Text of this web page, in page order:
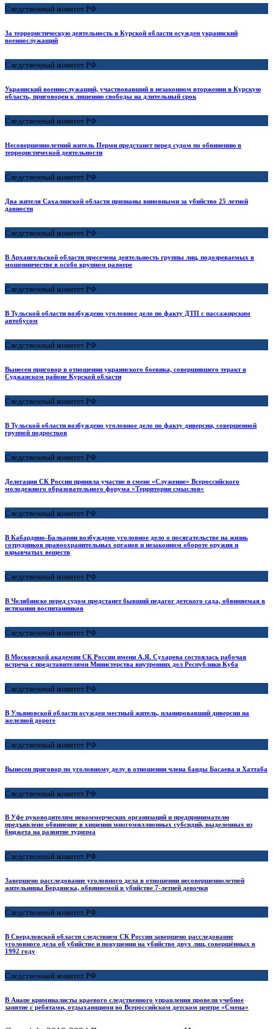
Следственный комитет РФ
За террористическую деятельность в Курской области осужден украинский
военнослужащий
Следственный комитет РФ
Украинский военнослужащий, участвовавший в незаконном вторжении в Курскую
область, приговорен к лишению свободы на длительный срок
Следственный комитет РФ
Несовершеннолетний житель Перми предстанет перед судом по обвинению в
террористической деятельности
Следственный комитет РФ
Два жителя Сахалинской области признаны виновными за убийство 25 летней
давности
Следственный комитет РФ
В Архангельской области пресечена деятельность группы лиц, подозреваемых в
мошенничестве в особо крупном размере
Следственный комитет РФ
В Тульской области возбуждено уголовное дело по факту ДТП с пассажирским
автобусом
Следственный комитет РФ
Вынесен приговор в отношении украинского боевика, совершившего теракт в
Суджанском районе Курской области
Следственный комитет РФ
В Тульской области возбуждено уголовное дело по факту диверсии, совершенной
группой подростков
Следственный комитет РФ
Делегация СК России приняла участие в смене «Служение» Всероссийского
молодежного образовательного форума «Территория смыслов»
Следственный комитет РФ
В Кабардино-Балкарии возбуждено уголовное дело о посягательстве на жизнь
сотрудников правоохранительных органов и незаконном обороте оружия и
взрывчатых веществ
Следственный комитет РФ
В Челябинске перед судом предстанет бывший педагог детского сада, обвиняемая в
истязании воспитанников
Следственный комитет РФ
В Московской академии СК России имени А.Я. Сухарева состоялась рабочая
встреча с представителями Министерства внутренних дел Республики Куба
Следственный комитет РФ
В Ульяновской области осужден местный житель, планировавший диверсии на
железной дороге
Следственный комитет РФ
Вынесен приговор по уголовному делу в отношении члена банды Басаева и Хаттаба
Следственный комитет РФ
В Уфе руководителям некоммерческих организаций и предпринимателю
предъявлено обвинение в хищении многомиллионных субсидий, выделенных из
бюджета на развитие туризма
Следственный комитет РФ
Завершено расследование уголовного дела в отношении несовершеннолетней
жительницы Бердянска, обвиняемой в убийстве 7-летней девочки
Следственный комитет РФ
В Свердловской области следствием СК России завершено расследование
уголовного дела об убийстве и покушении на убийство двух лиц, совершённых в
1992 году
Следственный комитет РФ
В Анапе криминалисты краевого следственного управления провели учебное
занятие с ребятами, отдыхающими во Всероссийском детском центре «Смена»